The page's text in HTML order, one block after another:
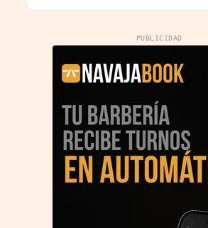
PUBLICIDAD